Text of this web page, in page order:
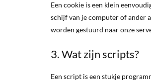
Een cookie is een klein
schijf van je computer of ander
worden gestuurd naar onze
3. Wat zijn scripts?
Een script is een stukje